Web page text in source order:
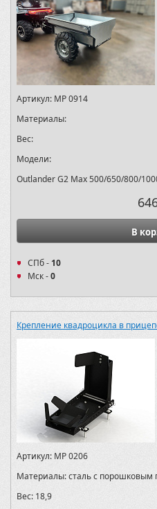
Артикул: MP 0914
Материалы:
Вес:
Модели:
Outlander G2 Max 500/650/800/
В
СПб - 10
Мск -0
Крепление квадроцикла в
Артикул: MP 0206
Материалы:сталь с порошковым
Вес: 18,9